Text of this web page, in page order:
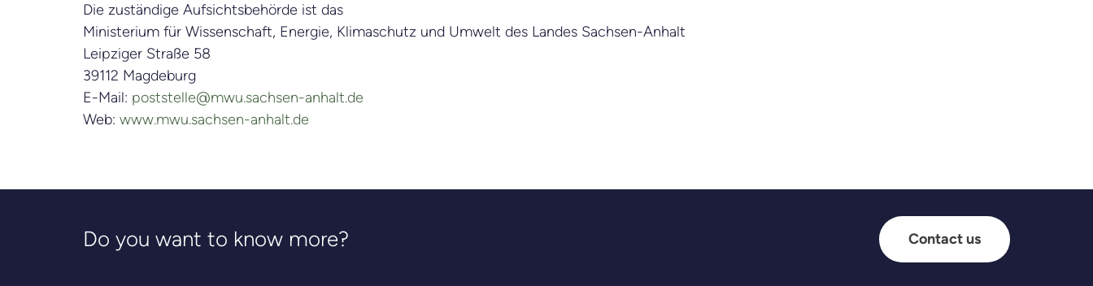
Die zuständige Aufsichtsbehörde ist das
Ministerium für Wissenschaft, Energie, Klimaschutz und Umwelt des Landes Sachsen-Anhalt
Leipziger Straße 58
39112 Magdeburg
E-Mail: poststelle@mwu.sachsen-anhalt.de
Web: www.mwu.sachsen-anhalt.de
Do you want to know more? Contact us